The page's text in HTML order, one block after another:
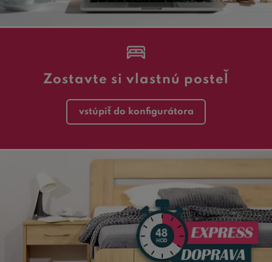
Zostavte si vlastnú posteľ
vstúpiť do konfigurátora